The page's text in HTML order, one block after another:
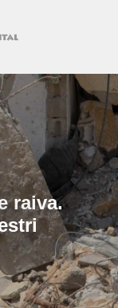
raiva.